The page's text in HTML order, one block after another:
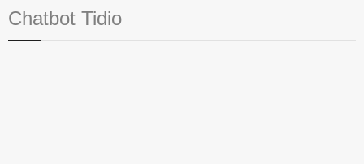
Chatbot Tidio